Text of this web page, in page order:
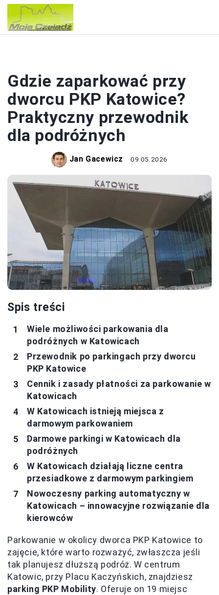
Gdzie zaparkować przy
dworcu PKP Katowice?
Praktyczny przewodnik
dla podróżnych
Jan Gacewicz 09.05.2026
Spis treści
Wiele możliwości parkowania dla
podróżnych w Katowicach
Przewodnik po parkingach przy dworcu
PKP Katowice
Cennik i zasady płatności za parkowanie w
Katowicach
W Katowicach istnieją miejsca z
darmowym parkowaniem
Darmowe parkingi w Katowicach dla
podróżnych
W Katowicach działają liczne centra
przesiadkowe z darmowym parkingiem
Nowoczesny parking automatyczny w
Katowicach – innowacyjne rozwiązanie dla
kierowców
Parkowanie w okolicy dworca PKP Katowice to
zajęcie, które warto rozważyć, zwłaszcza jeśli
tak planujesz dłuższą podróż. W centrum
Katowic, przy Placu Kaczyńskich, znajdziesz
parking PKP Mobility. Oferuje on 19 miejsc